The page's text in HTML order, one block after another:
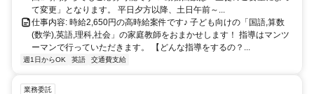
て変更」となります。 平日夕方以降、土日午前～...
仕事内容: 時給2,650円の高時給案件です♪ 子ども向けの「国語,算数
(数学),英語,理科,社会」の家庭教師をおまかせします！ 指導はマンツ
ーマンで行っていただきます。 【どんな指導をするの？...
週1日からOK 英語 交通費支給
業務委託